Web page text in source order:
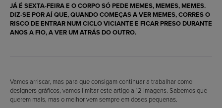
JÁ É SEXTA-FEIRA E O CORPO SÓ PEDE MEMES, MEMES, MEMES.
DIZ-SE POR AÍ QUE, QUANDO COMEÇAS A VER MEMES, CORRES O
RISCO DE ENTRAR NUM CICLO VICIANTE E FICAR PRESO DURANTE
ANOS A FIO, A VER UM ATRÁS DO OUTRO.
Vamos arriscar, mas para que consigam continuar a trabalhar como
designers gráficos, vamos limitar este artigo a 12 imagens. Sabemos que
querem mais, mas o melhor vem sempre em doses pequenas.